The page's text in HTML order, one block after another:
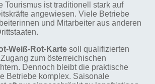
Tourismus ist traditionell stark auf
angewiesen. Viele Betriebe
und Mitarbeiter aus anderen
Weiß-Rot-Karte soll qualifizierten
zum österreichischen
Dennoch bleibt die praktische
Betriebe komplex. Saisonale